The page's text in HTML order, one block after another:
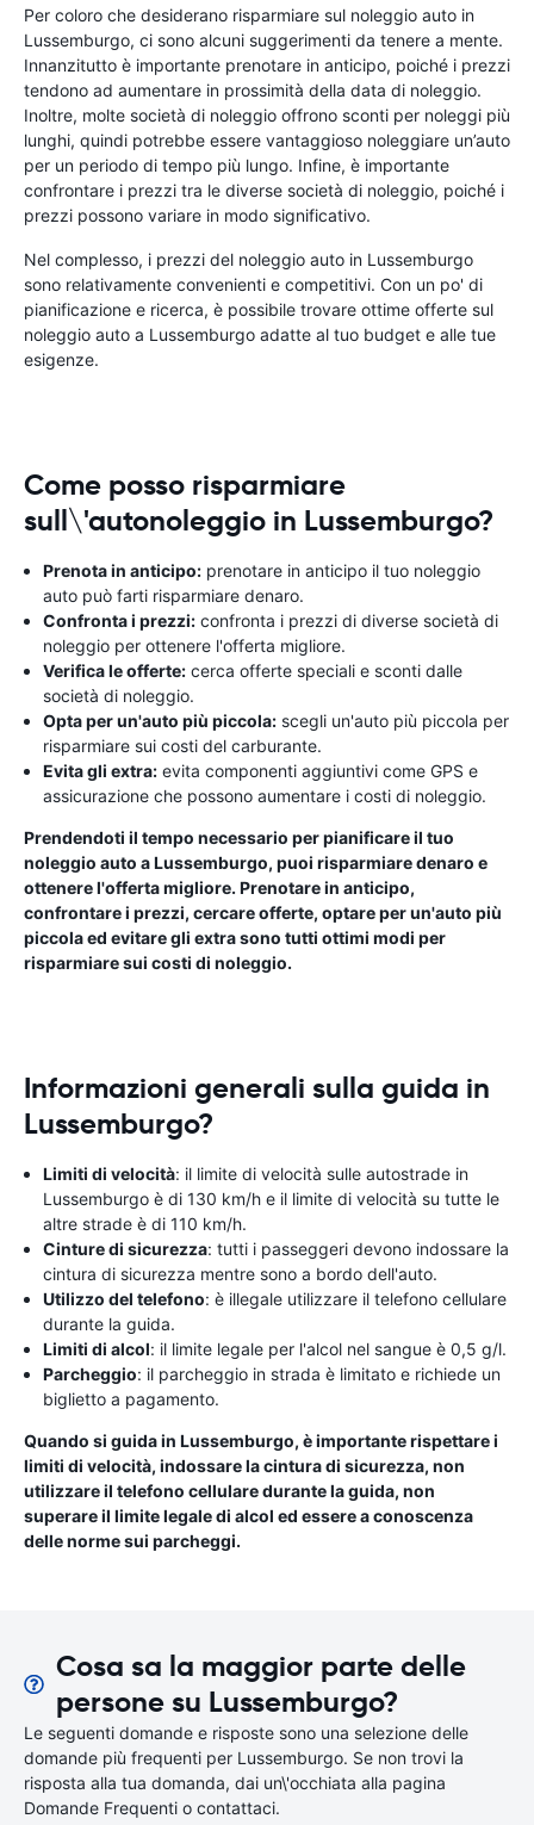
Per coloro che desiderano risparmiare sul noleggio auto in
Lussemburgo, ci sono alcuni suggerimenti da tenere a mente.
Innanzitutto è importante prenotare in anticipo, poiché i prezzi
tendono ad aumentare in prossimità della data di noleggio.
Inoltre, molte società di noleggio offrono sconti per noleggi più
lunghi, quindi potrebbe essere vantaggioso noleggiare un’auto
per un periodo di tempo più lungo. Infine, è importante
confrontare i prezzi tra le diverse società di noleggio, poiché i
prezzi possono variare in modo significativo.
Nel complesso, i prezzi del noleggio auto in Lussemburgo
sono relativamente convenienti e competitivi. Con un po' di
pianificazione e ricerca, è possibile trovare ottime offerte sul
noleggio auto a Lussemburgo adatte al tuo budget e alle tue
esigenze.
Come posso risparmiare
sull\'autonoleggio in Lussemburgo?
Prenota in anticipo: prenotare in anticipo il tuo noleggio
auto può farti risparmiare denaro.
Confronta i prezzi: confronta i prezzi di diverse società di
noleggio per ottenere l'offerta migliore.
Verifica le offerte: cerca offerte speciali e sconti dalle
società di noleggio.
Opta per un'auto più piccola: scegli un'auto più piccola per
risparmiare sui costi del carburante.
Evita gli extra: evita componenti aggiuntivi come GPS e
assicurazione che possono aumentare i costi di noleggio.
Prendendoti il ​​tempo necessario per pianificare il tuo
noleggio auto a Lussemburgo, puoi risparmiare denaro e
ottenere l'offerta migliore. Prenotare in anticipo,
confrontare i prezzi, cercare offerte, optare per un'auto più
piccola ed evitare gli extra sono tutti ottimi modi per
risparmiare sui costi di noleggio.
Informazioni generali sulla guida in
Lussemburgo?
Limiti di velocità: il limite di velocità sulle autostrade in
Lussemburgo è di 130 km/h e il limite di velocità su tutte le
altre strade è di 110 km/h.
Cinture di sicurezza: tutti i passeggeri devono indossare la
cintura di sicurezza mentre sono a bordo dell'auto.
Utilizzo del telefono: è illegale utilizzare il telefono cellulare
durante la guida.
Limiti di alcol: il limite legale per l'alcol nel sangue è 0,5 g/l.
Parcheggio: il parcheggio in strada è limitato e richiede un
biglietto a pagamento.
Quando si guida in Lussemburgo, è importante rispettare i
limiti di velocità, indossare la cintura di sicurezza, non
utilizzare il telefono cellulare durante la guida, non
superare il limite legale di alcol ed essere a conoscenza
delle norme sui parcheggi.
Cosa sa la maggior parte delle
persone su Lussemburgo?
Le seguenti domande e risposte sono una selezione delle
domande più frequenti per Lussemburgo. Se non trovi la
risposta alla tua domanda, dai un\'occhiata alla pagina
Domande Frequenti o contattaci.